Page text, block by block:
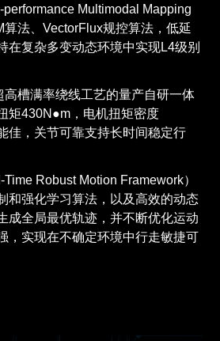
Multimodal Mapping
法、VectorFlux规控算法，低延
在复杂多变动态环境中实现L4级别
槽满率绕线工艺的量产自研一体
矩430N●m，电机扭矩密度
佳，关节可靠支持长时间稳定行
Robust Motion Framework）
和强化学习算法，以及高效的动态
成全局最优轨迹，并不断优化运动
，实现在不确定环境中行走敏捷可